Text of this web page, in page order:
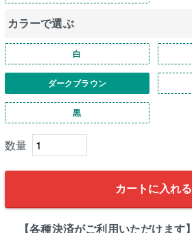
カラーで選ぶ
白
ダークブラウン
黒
カートに入れる
【各種決済がご利用いただけます】